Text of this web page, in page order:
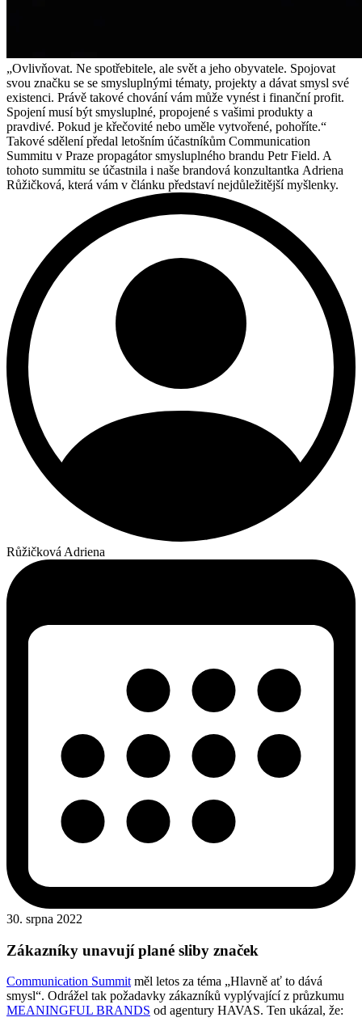
„Ovlivňovat. Ne spotřebitele, ale svět a jeho obyvatele. Spojovat
svou značku se se smysluplnými tématy, projekty a dávat smysl své
existenci. Právě takové chování vám může vynést i finanční profit.
Spojení musí být smysluplné, propojené s vašimi produkty a
pravdivé. Pokud je křečovité nebo uměle vytvořené, pohoříte.“
Takové sdělení předal letošním účastníkům Communication
Summitu v Praze propagátor smysluplného brandu Petr Field. A
tohoto summitu se účastnila i naše brandová konzultantka Adriena
Růžičková, která vám v článku představí nejdůležitější myšlenky.
Růžičková Adriena
30. srpna 2022
Zákazníky unavují plané sliby značek
Communication Summit měl letos za téma „Hlavně ať to dává
smysl“. Odrážel tak požadavky zákazníků vyplývající z průzkumu
MEANINGFUL BRANDS od agentury HAVAS. Ten ukázal, že: